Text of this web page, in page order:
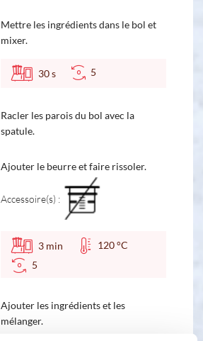
Mettre les ingrédients dans le bol et
mixer.
30s 5
Racler les parois du bol avec la
spatule.
Ajouter le beurre et faire rissoler.
Accessoire(s) :
3 min
120 °C
5
Ajouter les ingrédients et les
mélanger.